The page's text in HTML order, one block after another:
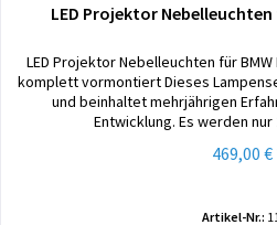
LED Projektor Nebelleuchten
LED Projektor Nebelleuchten für BMW
komplett vormontiert Dieses
und beinhaltet mehrjährigen
Entwicklung. Es werden nur
469,00 €
Artikel-Nr.: